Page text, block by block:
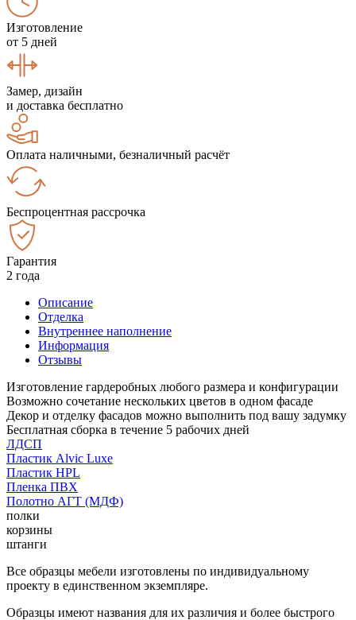
Изготовление
от 5 дней
Замер, дизайн
и доставка бесплатно
Оплата наличными, безналичный расчёт
Беспроцентная рассрочка
Гарантия
2 года
Описание
Отделка
Внутреннее наполнение
Информация
Отзывы
Изготовление гардеробных любого размера и конфигурации
Возможно сочетание нескольких цветов в одном фасаде
Декор и отделку фасадов можно выполнить под вашу задумку
Бесплатная сборка в течение 5 рабочих дней
ЛДСП
Пластик Alvic Luxe
Пластик HPL
Пленка ПВХ
Полотно АГТ (МДФ)
полки
корзины
штанги
Все образцы мебели изготовлены по индивидуальному
проекту в единственном экземпляре.
Образцы имеют названия для их различия и более быстрого